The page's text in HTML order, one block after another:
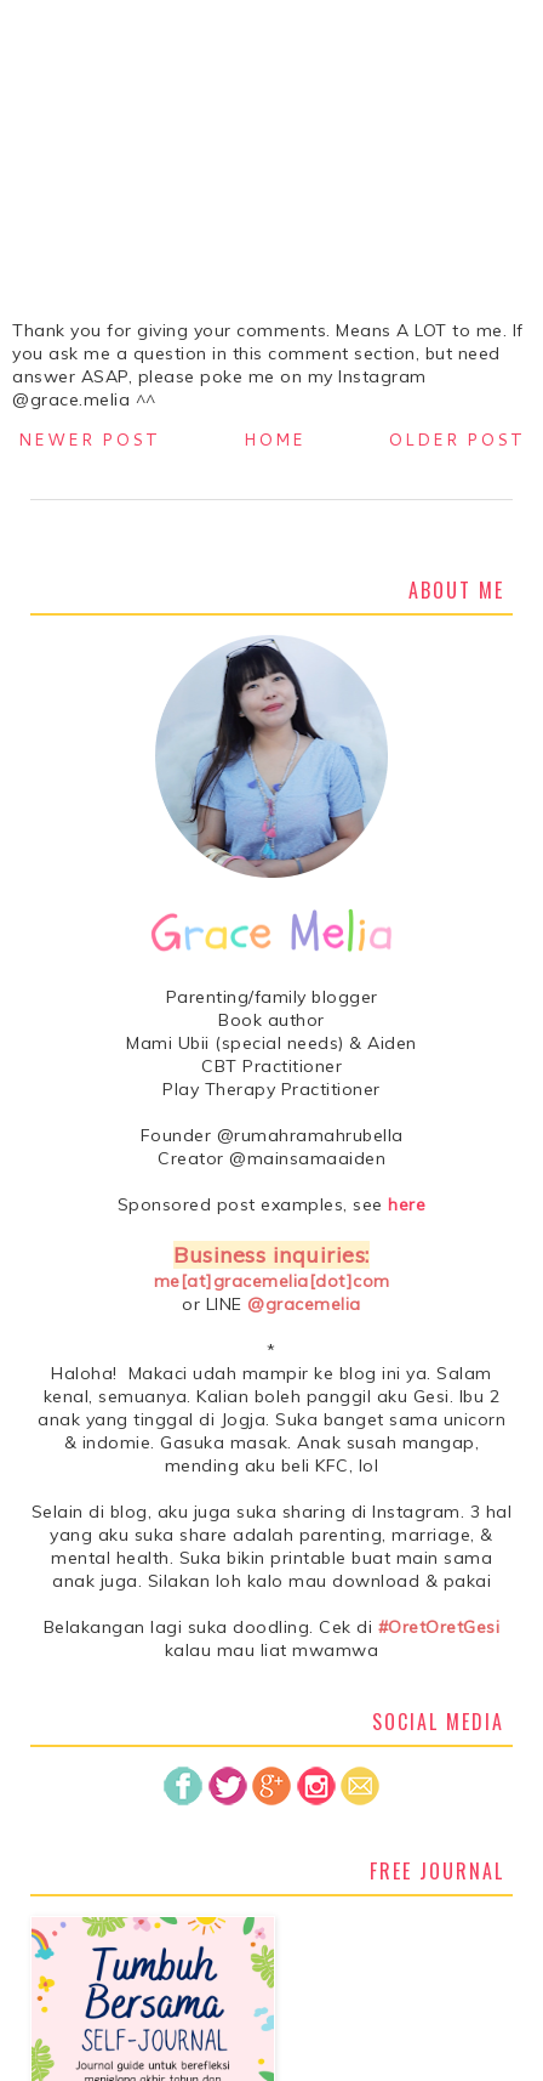
Thank you for giving your comments. Means A LOT to me. If
you ask me a question in this comment section, but need
answer ASAP, please poke me on my Instagram
@grace.melia ^^
NEWER POST OLDER POST
HOME
ABOUT ME
Parenting/family blogger
Book author
Mami Ubii (special needs) & Aiden
CBT Practitioner
Play Therapy Practitioner
Founder @rumahramahrubella
Creator @mainsamaaiden
Sponsored post examples, see here
Business inquiries:
me[at]gracemelia[dot]com
or LINE @gracemelia
*
Haloha! Makaci udah mampir ke blog ini ya. Salam
kenal, semuanya. Kalian boleh panggil aku Gesi. Ibu 2
anak yang tinggal di Jogja. Suka banget sama unicorn
& indomie. Gasuka masak. Anak susah mangap,
mending aku beli KFC, lol
Selain di blog, aku juga suka sharing di Instagram. 3 hal
yang aku suka share adalah parenting, marriage, &
mental health. Suka bikin printable buat main sama
anak juga. Silakan loh kalo mau download & pakai
Belakangan lagi suka doodling. Cek di #OretOretGesi
kalau mau liat mwamwa
SOCIAL MEDIA
FREE JOURNAL